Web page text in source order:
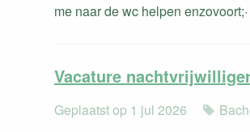
me naar de wc helpen
Vacature
Geplaatst op 1 jul 2026